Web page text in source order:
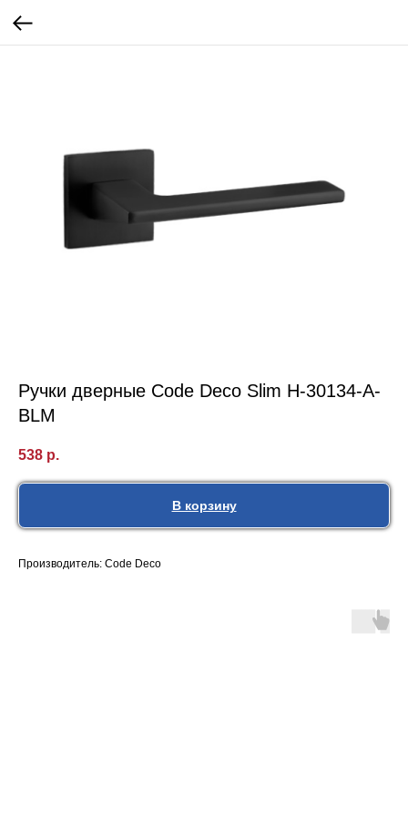
Ручки дверные Code Deco Slim H-30134-A-
BLM
538 р.
В корзину
Производитель: Code Deco